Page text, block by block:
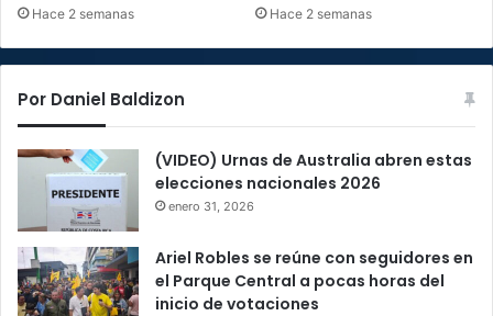
Hace 2 semanas Hace 2 semanas
Por Daniel Baldizon
(VIDEO) Urnas de Australia abren estas
elecciones nacionales 2026
enero 31, 2026
Ariel Robles se reúne con seguidores en
el Parque Central a pocas horas del
inicio de votaciones